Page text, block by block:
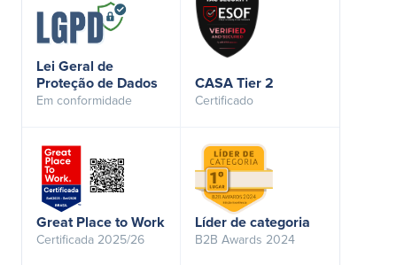
Lei Geral de
Proteção de Dados
Em conformidade
CASA Tier 2
Certificado
Great Place to Work
Certificada 2025/26
Líder de categoria
B2B Awards 2024